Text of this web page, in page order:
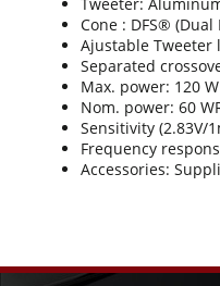
Cone : DFS®
Ajustable Tweeter
Separated
Max. power: 120 W
Nom. power: 60
Sensitivity (2.83V/
Frequency
Accessories: